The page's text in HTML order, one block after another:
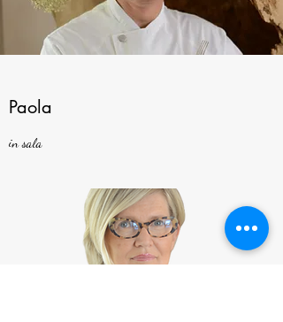
Paola
in sala